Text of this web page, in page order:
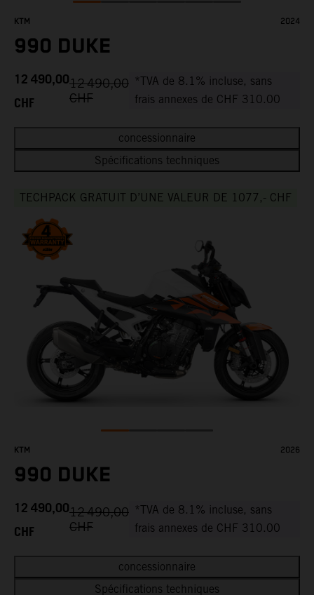
KTM 2024
990 DUKE
12 490,00
CHF
12 490,00
CHF
*TVA de 8.1% incluse, sans
frais annexes de CHF 310.00
concessionnaire
Spécifications techniques
TECHPACK GRATUIT D’UNE VALEUR DE 1077,- CHF
KTM 2026
990 DUKE
12 490,00
CHF
12 490,00
CHF
*TVA de 8.1% incluse, sans
frais annexes de CHF 310.00
concessionnaire
Spécifications techniques